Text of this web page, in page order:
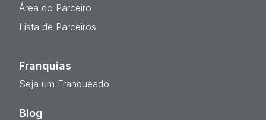
Área do Parceiro
Lista de Parceiros
Franquias
Seja um Franqueado
Blog